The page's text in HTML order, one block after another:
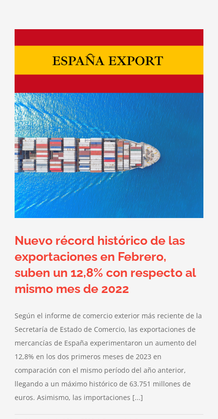
Nuevo récord histórico de las
exportaciones en Febrero,
suben un 12,8% con respecto al
mismo mes de 2022
Según el informe de comercio exterior más reciente de la
Secretaría de Estado de Comercio, las exportaciones de
mercancías de España experimentaron un aumento del
12,8% en los dos primeros meses de 2023 en
comparación con el mismo período del año anterior,
llegando a un máximo histórico de 63.751 millones de
euros. Asimismo, las importaciones [...]